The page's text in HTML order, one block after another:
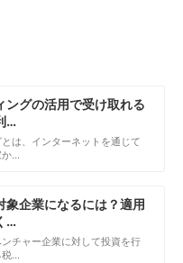
ングの活用で受け取れる
…
は、インターネットを通じて
か…
象企業になるには？適用
…
チャー企業に対して投資を行
税…